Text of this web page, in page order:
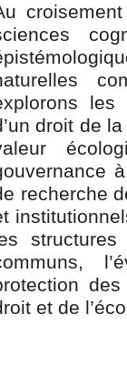
les
droit de
recherche
et de